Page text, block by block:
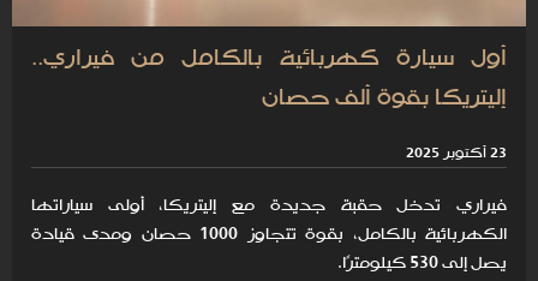
أول سيارة كهربائية بالكامل من فيراري..
إليتريكا بقوة ألف حصان
23 أكتوبر 2025
فيراري تدخل حقبة جديدة مع إليتريكا، أولى سياراتها
الكهربائية بالكامل، بقوة تتجاوز 1000 حصان ومدى قيادة
يصل إلى 530 كيلومترًا.